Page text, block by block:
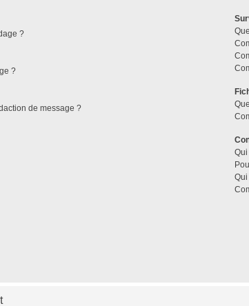
?
?
de message ?